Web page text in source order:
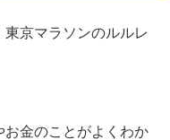
京マラソンのルルレ
金のことがよくわか